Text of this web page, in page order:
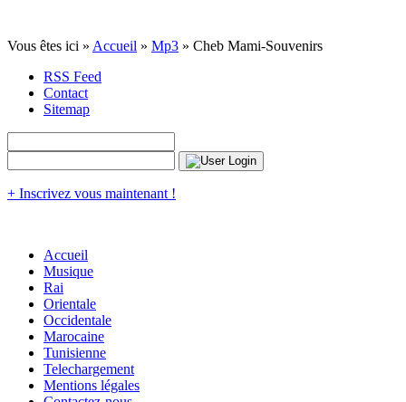
Vous êtes ici » Accueil » Mp3 » Cheb Mami-Souvenirs
RSS Feed
Contact
Sitemap
+ Inscrivez vous maintenant !
Accueil
Musique
Rai
Orientale
Occidentale
Marocaine
Tunisienne
Telechargement
Mentions légales